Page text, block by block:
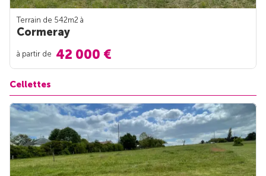
Terrain de 542m2 à
Cormeray
à partir de 42 000 €
Cellettes